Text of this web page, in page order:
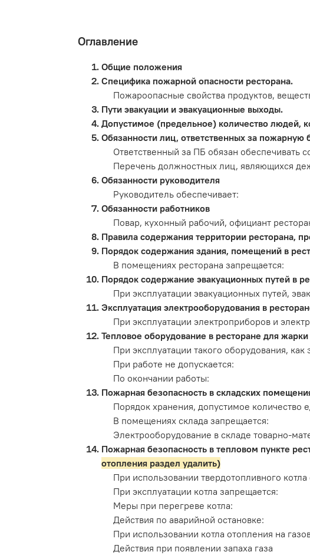
Оглавление
Общие положения
Специфика пожарной опасности ресторана.
Пожароопасные свойства продуктов,
Пути эвакуации и эвакуационные выходы.
Допустимое (предельное) количество людей,
Обязанности лиц, ответственных за пожарную
Ответственный за ПБ обязан
Перечень должностных лиц, являющихся
Обязанности руководителя
Руководитель обеспечивает:
Обязанности работников
Повар, кухонный рабочий, официант
Правила содержания территории ресторана,
Порядок содержания здания, помещений в
В помещениях ресторана запрещается:
Порядок содержание эвакуационных путей в
При эксплуатации эвакуационных путей,
Эксплуатация электрооборудования в
При эксплуатации электроприборов и
Тепловое оборудование в ресторане для
При эксплуатации такого оборудования,
При работе не допускается:
По окончании работы:
Пожарная безопасность в складских
Порядок хранения, допустимое
В помещениях склада запрещается:
Электрооборудование в складе товарно-
Пожарная безопасность в тепловом пункте
отопления раздел удалить)
При использовании твердотопливного
При эксплуатации котла запрещается:
Меры при перегреве котла:
Действия по аварийной остановке:
При использовании котла отопления на
Действия при появлении запаха газа